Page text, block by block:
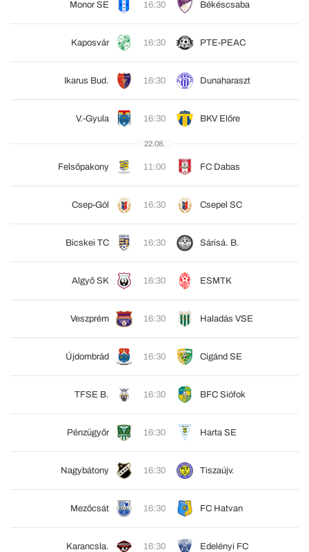
Monor SE 16:30 Békéscsaba
Kaposvár 16:30 PTE-PEAC
Ikarus Bud. 16:30 Dunaharaszt
V.-Gyula 16:30 BKV Előre
22.08.
Felsőpakony 11:00 FC Dabas
Csep-Gól 16:30 Csepel SC
Bicskei TC 16:30 Sárisá. B.
Algyő SK 16:30 ESMTK
Veszprém 16:30 Haladás VSE
Újdombrád 16:30 Cigánd SE
TFSE B. 16:30 BFC Siófok
Pénzügyőr 16:30 Harta SE
Nagybátony 16:30 Tiszaújv.
Mezőcsát 16:30 FC Hatvan
Karancsla. 16:30 Edelényi FC